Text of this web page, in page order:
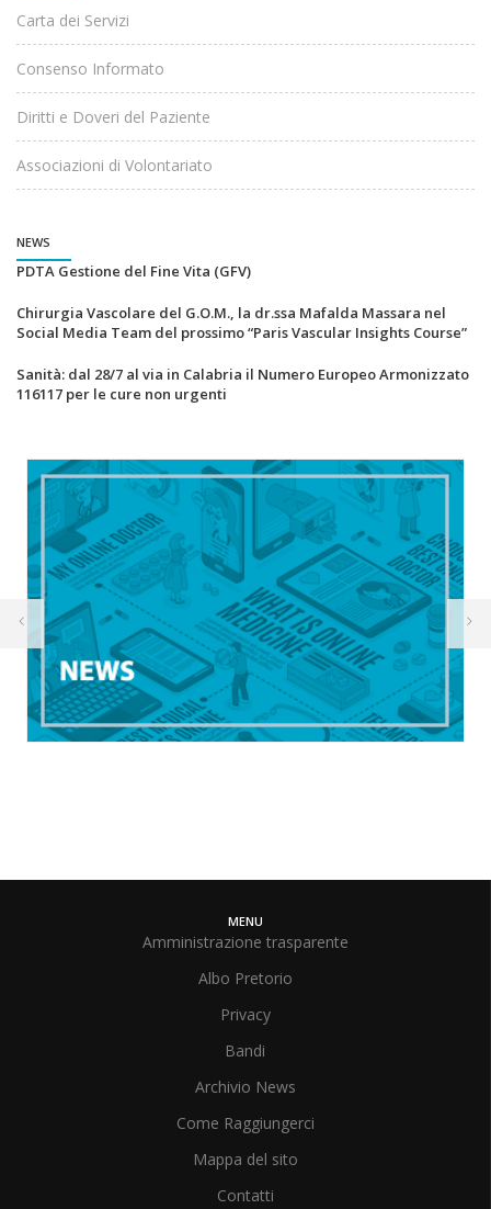
Carta dei Servizi
Consenso Informato
Diritti e Doveri del Paziente
Associazioni di Volontariato
NEWS
PDTA Gestione del Fine Vita (GFV)
Chirurgia Vascolare del G.O.M., la dr.ssa Mafalda Massara nel
Social Media Team del prossimo “Paris Vascular Insights Course”
Sanità: dal 28/7 al via in Calabria il Numero Europeo Armonizzato
116117 per le cure non urgenti
MENU
Amministrazione trasparente
Albo Pretorio
Privacy
Bandi
Archivio News
Come Raggiungerci
Mappa del sito
Contatti